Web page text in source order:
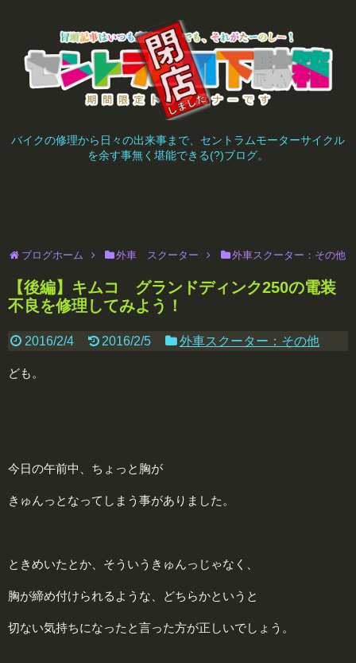
バイクの修理から日々の出来事まで、セントラムモーターサイクル
を余す事無く堪能できる(?)ブログ。
ブログホーム 外車 スクーター 外車スクーター：その他
【後編】キムコ グランドディンク250の電装
不良を修理してみよう！
2016/2/4 2016/2/5 外車スクーター：その他
ども。
今日の午前中、ちょっと胸が
きゅんっ となってしまう事がありました。
ときめいたとか、そういうきゅんっじゃなく、
胸が締め付けられるような、どちらかというと
切ない気持ちになったと言った方が正しいでしょう。